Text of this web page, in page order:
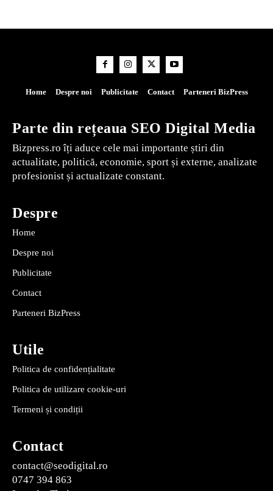
Home Despre noi Publicitate Contact Parteneri BizPress
Parte din rețeaua SEO Digital Media
Bizpress.ro îți aduce cele mai importante știri din
actualitate, politică, economie, sport și externe, analizate
profesionist și actualizate constant.
Despre
Home
Despre noi
Publicitate
Contact
Parteneri BizPress
Utile
Politica de confidențialitate
Politica de utilizare cookie-uri
Termeni și condiții
Contact
contact@seodigital.ro
0747 394 863